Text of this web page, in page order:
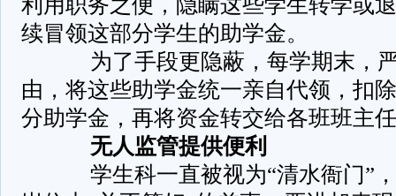
利用职务之便，隐瞒这些学生转学或
续冒领这部分学生的助学金。
为了手段更隐蔽，每学期末，严
由，将这些助学金统一亲自代领，扣
分助学金，再将资金转交给各班班主
无人监管提供便利
学生科一直被视为“清水衙门”，